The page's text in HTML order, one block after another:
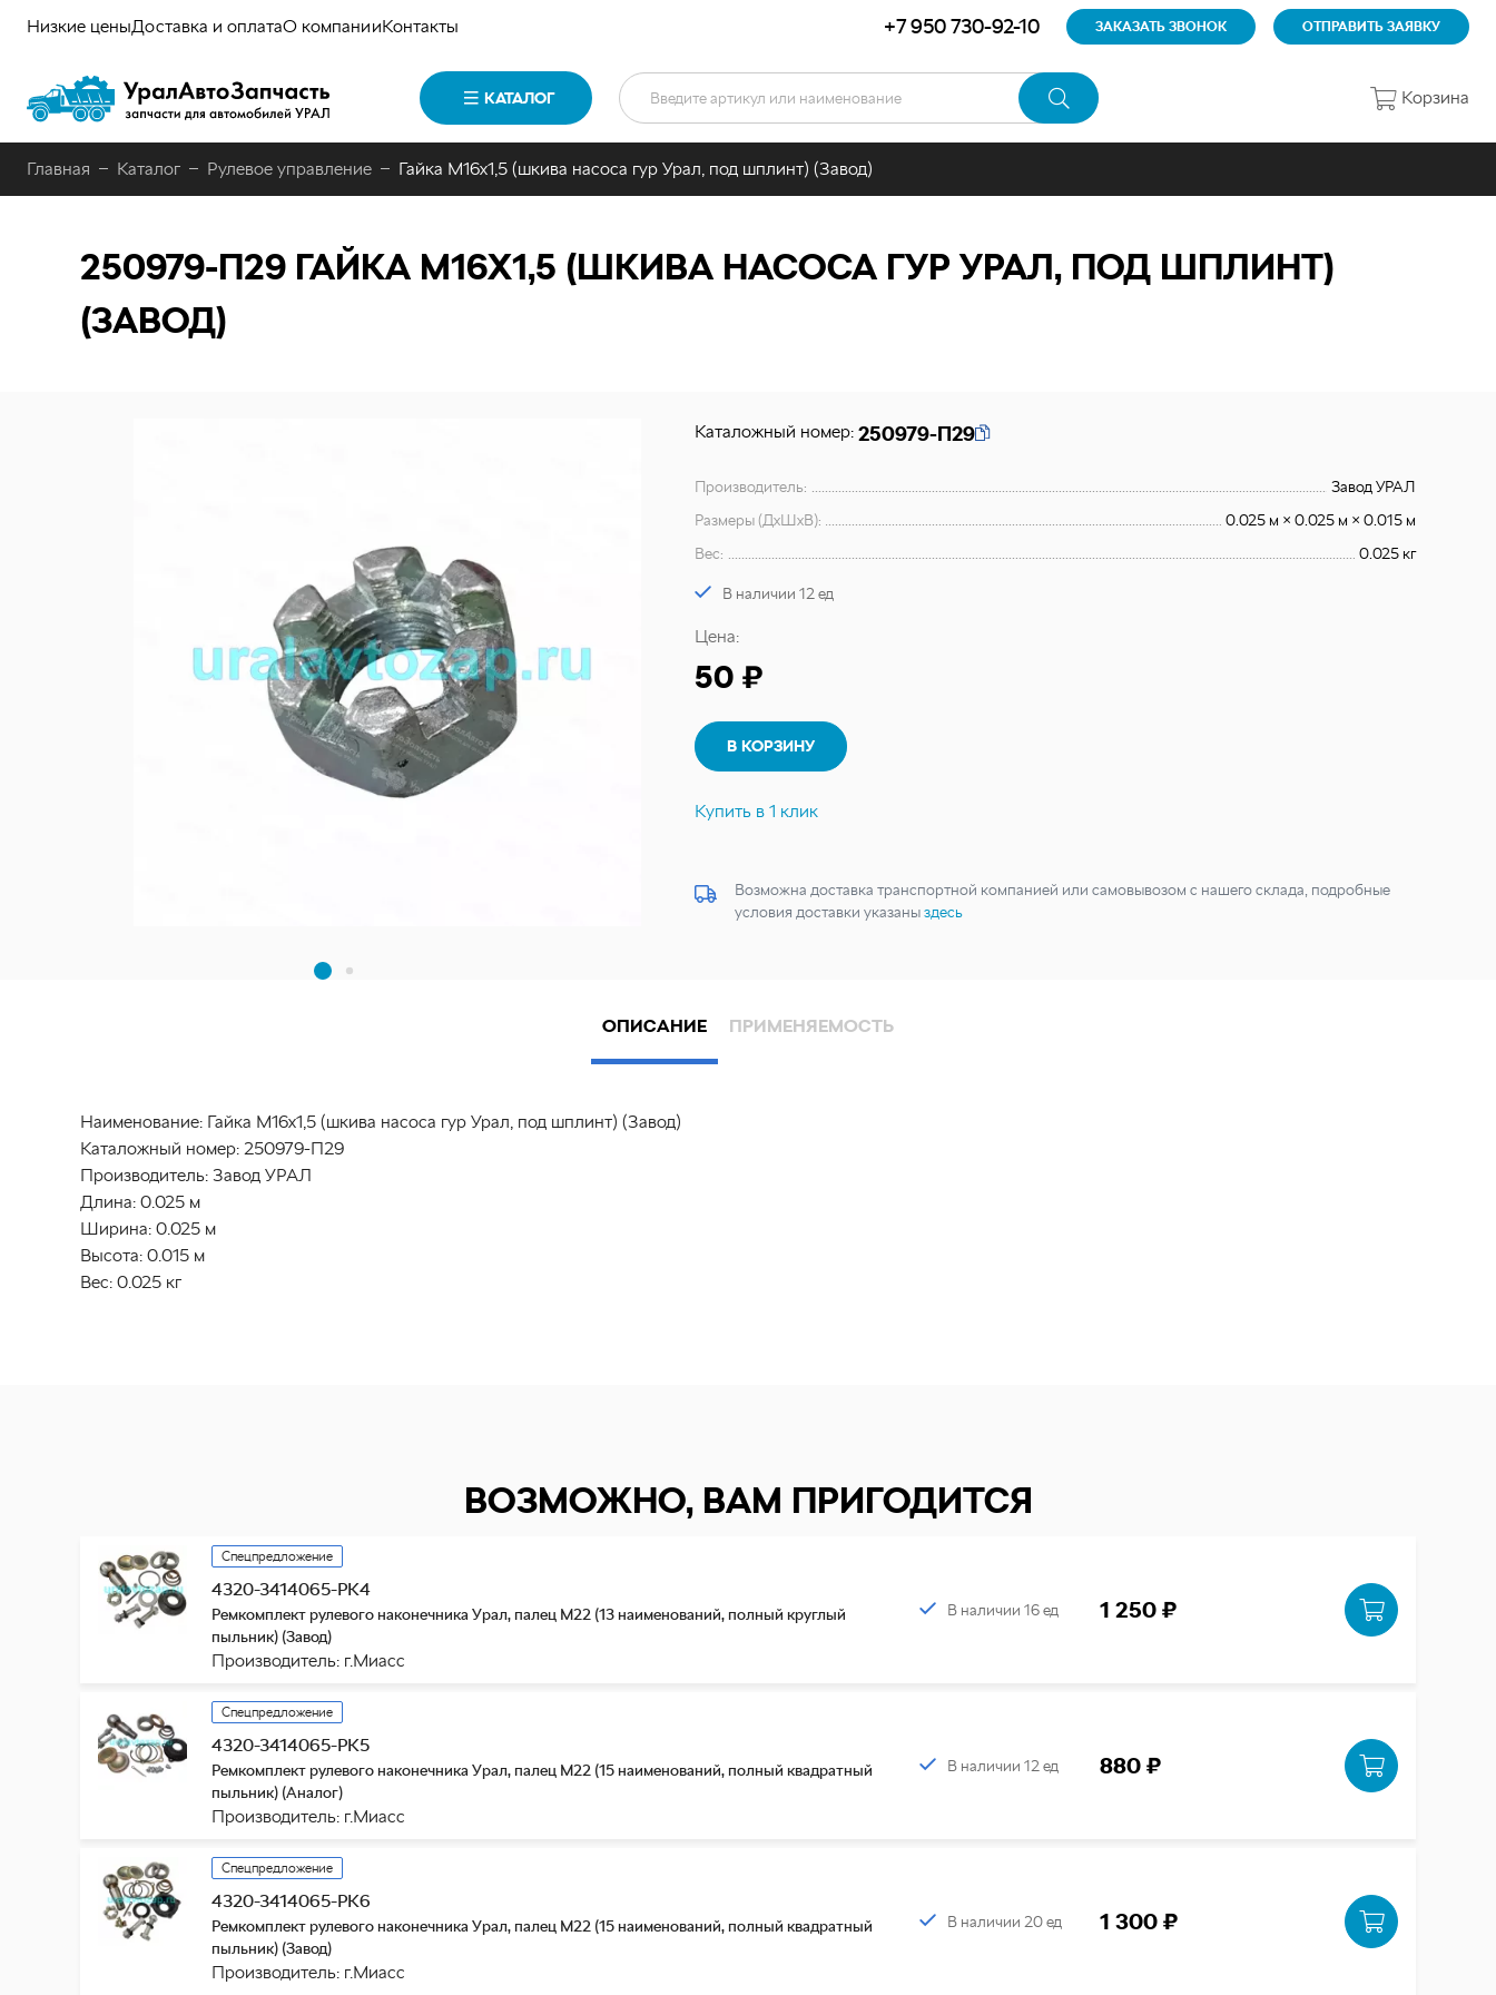
Низкие ценыДоставка и оплатаО компанииКонтакты +7 950 730-92-10 ЗАКАЗАТЬ ЗВОНОК ОТПРАВИТЬ ЗАЯВКУ
КАТАЛОГ Корзина
Главная Каталог Рулевое управление Гайка М16х1,5 (шкива насоса гур Урал, под шплинт) (Завод)
250979-П29 ГАЙКА М16Х1,5 (ШКИВА НАСОСА ГУР УРАЛ, ПОД ШПЛИНТ)
(ЗАВОД)
Каталожный номер: 250979-П29
Производитель:
Завод УРАЛ
Размеры (ДхШхВ):
0.025 м × 0.025 м × 0.015 м
Вес:
0.025 кг
В наличии 12 ед
Цена:
50 ₽
В КОРЗИНУ
Купить в 1 клик
Возможна доставка транспортной компанией или самовывозом с нашего склада, подробные
условия доставки указаныздесь
ОПИСАНИЕ ПРИМЕНЯЕМОСТЬ
Наименование: Гайка М16х1,5 (шкива насоса гур Урал, под шплинт) (Завод)
Каталожный номер: 250979-П29
Производитель: Завод УРАЛ
Длина: 0.025 м
Ширина: 0.025 м
Высота: 0.015 м
Вес: 0.025 кг
ВОЗМОЖНО, ВАМ ПРИГОДИТСЯ
Спецпредложение
4320-3414065-РК4
Ремкомплект рулевого наконечника Урал, палец М22 (13 наименований, полный круглый
пыльник) (Завод)
Производитель: г.Миасс
В наличии 16 ед 1 250 ₽
Спецпредложение
4320-3414065-РК5
Ремкомплект рулевого наконечника Урал, палец М22 (15 наименований, полный квадратный
пыльник) (Аналог)
Производитель: г.Миасс
В наличии 12 ед 880 ₽
Спецпредложение
4320-3414065-РК6
Ремкомплект рулевого наконечника Урал, палец М22 (15 наименований, полный квадратный
пыльник) (Завод)
Производитель: г.Миасс
В наличии 20 ед 1 300 ₽